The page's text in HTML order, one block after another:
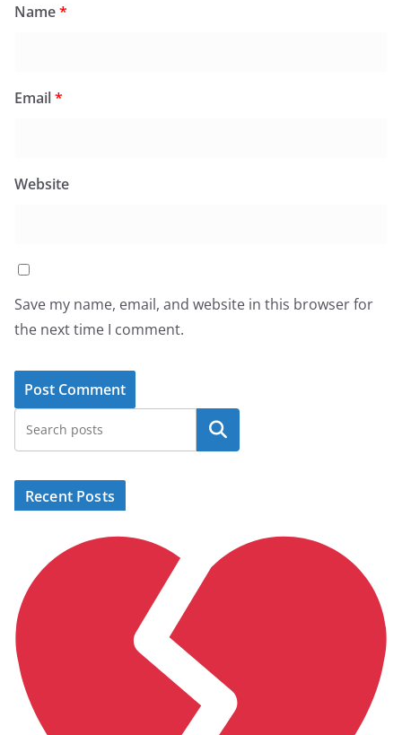
Name*
Email*
Website
Save my name, email, and website in this browser for
the next time I comment.
Search
Recent Posts